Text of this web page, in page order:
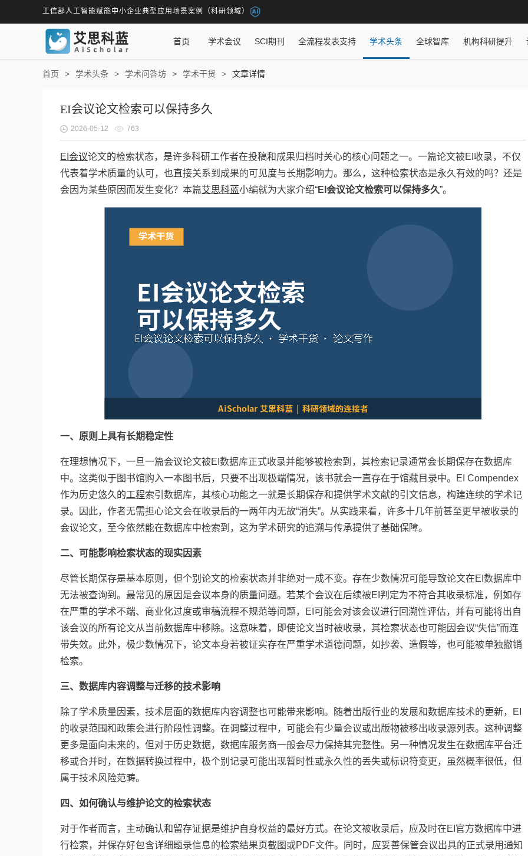
工信部人工智能赋能中小企业典型应用场景案例（科研领域）
首页 学术会议 SCI期刊 全流程发表支持 学术头条 全球智库 机构科研提升
首页 学术头条 学术问答坊 学术干货 文章详情
EI会议论文检索可以保持多久
2026-05-12 763
EI会议论文的检索状态，是许多科研工作者在投稿和成果归档时关心的核心问题之一。一篇论文被EI收录，不仅
代表着学术质量的认可，也直接关系到成果的可见度与长期影响力。那么，这种检索状态是永久有效的吗？还是
会因为某些原因而发生变化？本篇艾思科蓝小编就为大家介绍“EI会议论文检索可以保持多久”。
一、原则上具有长期稳定性
在理想情况下，一旦一篇会议论文被EI数据库正式收录并能够被检索到，其检索记录通常会长期保存在数据库
中。这类似于图书馆购入一本图书后，只要不出现极端情况，该书就会一直存在于馆藏目录中。EI Compendex
作为历史悠久的工程索引数据库，其核心功能之一就是长期保存和提供学术文献的引文信息，构建连续的学术记
录。因此，作者无需担心论文会在收录后的一两年内无故“消失”。从实践来看，许多十几年前甚至更早被收录的
会议论文，至今依然能在数据库中检索到，这为学术研究的追溯与传承提供了基础保障。
二、可能影响检索状态的现实因素
尽管长期保存是基本原则，但个别论文的检索状态并非绝对一成不变。存在少数情况可能导致论文在EI数据库中
无法被查询到。最常见的原因是会议本身的质量问题。若某个会议在后续被EI判定为不符合其收录标准，例如存
在严重的学术不端、商业化过度或审稿流程不规范等问题，EI可能会对该会议进行回溯性评估，并有可能将出自
该会议的所有论文从当前数据库中移除。这意味着，即使论文当时被收录，其检索状态也可能因会议“失信”而连
带失效。此外，极少数情况下，论文本身若被证实存在严重学术道德问题，如抄袭、造假等，也可能被单独撤销
检索。
三、数据库内容调整与迁移的技术影响
除了学术质量因素，技术层面的数据库内容调整也可能带来影响。随着出版行业的发展和数据库技术的更新，EI
的收录范围和政策会进行阶段性调整。在调整过程中，可能会有少量会议或出版物被移出收录源列表。这种调整
更多是面向未来的，但对于历史数据，数据库服务商一般会尽力保持其完整性。另一种情况发生在数据库平台迁
移或合并时，在数据转换过程中，极个别记录可能出现暂时性或永久性的丢失或标识符变更，虽然概率很低，但
属于技术风险范畴。
四、如何确认与维护论文的检索状态
对于作者而言，主动确认和留存证据是维护自身权益的最好方式。在论文被收录后，应及时在EI官方数据库中进
行检索，并保存好包含详细题录信息的检索结果页截图或PDF文件。同时，应妥善保管会议出具的正式录用通知